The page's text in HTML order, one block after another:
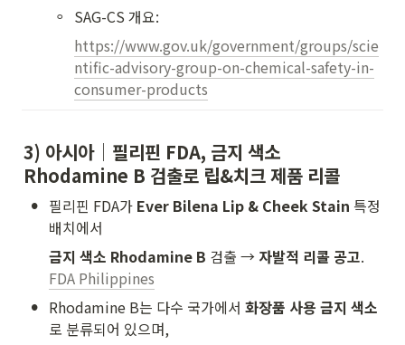
◦ SAG-CS 개요:
https://www.gov.uk/government/groups/scie
ntific-advisory-group-on-chemical-safety-in-
consumer-products
3) 아시아│필리핀 FDA, 금지 색소
Rhodamine B 검출로 립&치크 제품 리콜
• 필리핀 FDA가 Ever Bilena Lip & Cheek Stain 특정
배치에서
금지 색소 Rhodamine B 검출 → 자발적 리콜 공고
FDA Philippines
• Rhodamine B는 다수 국가에서 화장품 사용 금지 색소
로 분류되어 있으며,